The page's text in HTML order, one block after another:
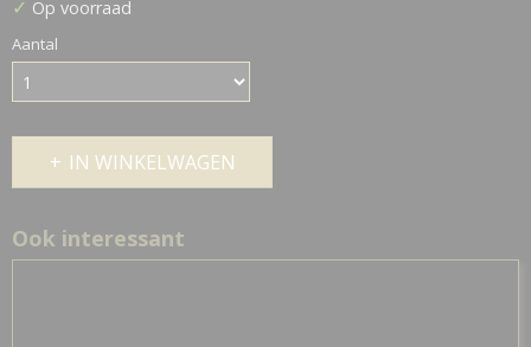
✓ Op voorraad
Aantal
IN WINKELWAGEN
Ook interessant